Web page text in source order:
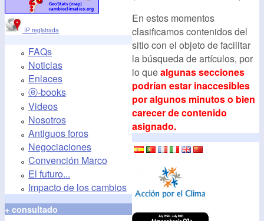
IP registrada
FAQs
Noticias
Enlaces
ⓔ-books
Videos
Nosotros
Antiguos foros
Negociaciones
Convención Marco
El futuro...
Impacto de los cambios
+ consultado
En estos momentos
clasificamos contenidos del
sitio con el objeto de facilitar
la búsqueda de artículos, por
lo quealgunas secciones
podrían estar inaccesibles
por algunos minutos o bien
carecer de contenido
asignado.